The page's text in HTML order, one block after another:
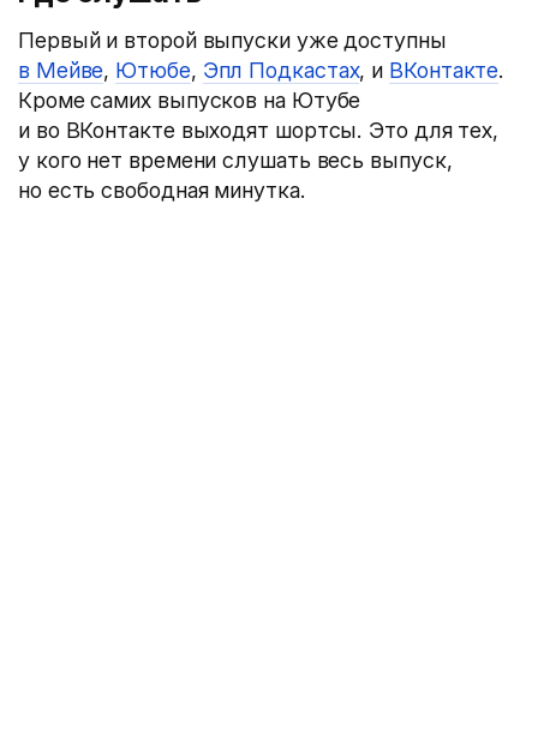
Первый и второй выпуски уже доступны
в Мейве, Ютюбе, Эпл Подкастах, и ВКонтакте.
Кроме самих выпусков на Ютубе
и во ВКонтакте выходят шортсы. Это для тех,
у кого нет времени слушать весь выпуск,
но есть свободная минутка.